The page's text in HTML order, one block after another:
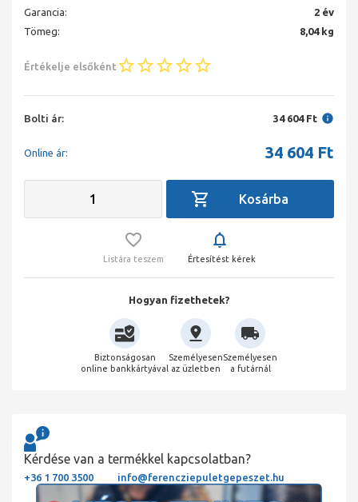
Garancia:
2 év
Tömeg:
8,04 kg
Értékelje elsőként
Bolti ár: 34 604 Ft
Online ár: 34 604 Ft
Listára teszem Értesítést kérek
Hogyan fizethetek?
Biztonságosan
online bankkártyával
Személyesen
az üzletben
Személyesen
a futárnál
Kérdése van a termékkel kapcsolatban?
+36 1 700 3500 info@ferencziepuletgepeszet.hu